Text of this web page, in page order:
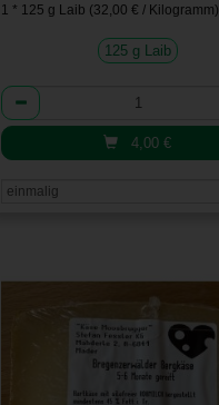
1 * 125 g Laib (32,00 € / Kilogramm)
125 g Laib
Anzahl
4,00€